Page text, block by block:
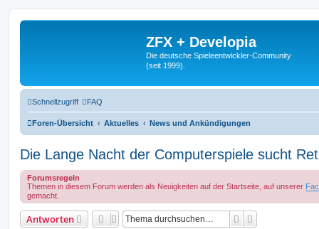
ZFX + Developia
Die deutsche Spieleentwickler-Community
(seit 1999).
Schnellzugriff FAQ
Foren-Übersicht Aktuelles News und Ankündigungen
Die Lange Nacht der Computerspiele sucht
Forumsregeln
Themen in diesem Forum werden als Neuigkeiten auf der Startseite, auf unserer
gemacht.
Antworten Suche